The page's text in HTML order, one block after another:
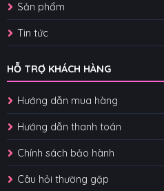
Sản phẩm
Tin tức
HỖ TRỢ KHÁCH HÀNG
Hướng dẫn mua hàng
Hướng dẫn thanh toán
Chính sách bảo hành
Câu hỏi thường gặp